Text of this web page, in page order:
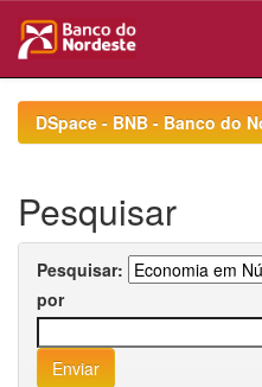
navigationDSpace - BNB - Banco do
Pesquisar
Pesquisar:
por